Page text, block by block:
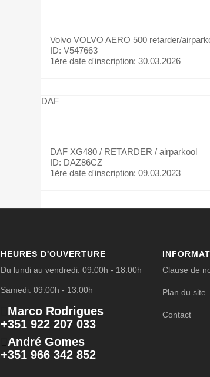
Volvo VOLVO AERO 500 retarder/
ID: V547663
1ère date d'inscription: 30.03.2026
DAF
DAF XG480 / RETARDER / airparkool
ID: DAZ86CZ
1ère date d'inscription: 09.03.2023
HEURES D'OUVERTURE
Du lundi au vendredi: 09:00h - 18:00h
Samedi: 09:00h - 13:00h
Marco Rodrigues
+351 922 207 033
André Gomes
+351 966 342 852
Clause de
Plan du site
Contact